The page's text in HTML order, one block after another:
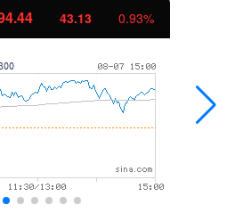
1134.24 11.37